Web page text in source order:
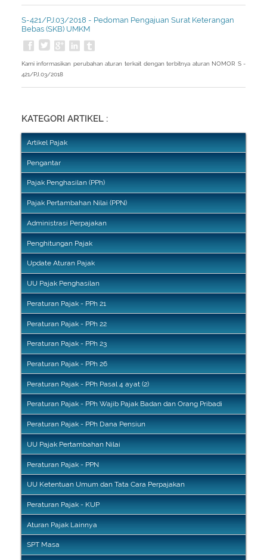
S-421/PJ.03/2018 - Pedoman Pengajuan Surat Keterangan
Bebas (SKB) UMKM
Kami informasikan perubahan aturan terkait dengan terbitnya aturan NOMOR S -
421/PJ.03/2018
KATEGORI ARTIKEL :
Artikel Pajak
Pengantar
Pajak Penghasilan (PPh)
Pajak Pertambahan Nilai (PPN)
Administrasi Perpajakan
Penghitungan Pajak
Update Aturan Pajak
UU Pajak Penghasilan
Peraturan Pajak - PPh 21
Peraturan Pajak - PPh 22
Peraturan Pajak - PPh 23
Peraturan Pajak - PPh 26
Peraturan Pajak - PPh Pasal 4 ayat (2)
Peraturan Pajak - PPh Wajib Pajak Badan dan Orang Pribadi
Peraturan Pajak - PPh Dana Pensiun
UU Pajak Pertambahan Nilai
Peraturan Pajak - PPN
UU Ketentuan Umum dan Tata Cara Perpajakan
Peraturan Pajak - KUP
Aturan Pajak Lainnya
SPT Masa